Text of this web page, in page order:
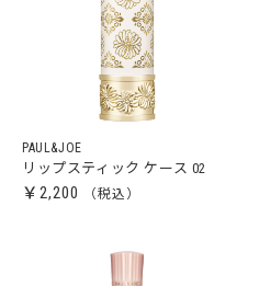
PAUL&JOE
リップスティック ケース 02
￥2,200